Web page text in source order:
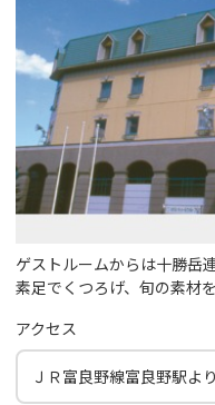
ゲストルームからは十勝岳
素足でくつろげ、旬の素材
アクセス
ＪＲ富良野線富良野駅よ